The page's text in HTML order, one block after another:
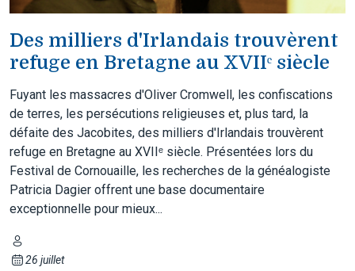
Des milliers d'Irlandais trouvèrent
refuge en Bretagne au XVIIᵉ siècle
Fuyant les massacres d'Oliver Cromwell, les confiscations
de terres, les persécutions religieuses et, plus tard, la
défaite des Jacobites, des milliers d'Irlandais trouvèrent
refuge en Bretagne au XVIIᵉ siècle. Présentées lors du
Festival de Cornouaille, les recherches de la généalogiste
Patricia Dagier offrent une base documentaire
exceptionnelle pour mieux...
26 juillet